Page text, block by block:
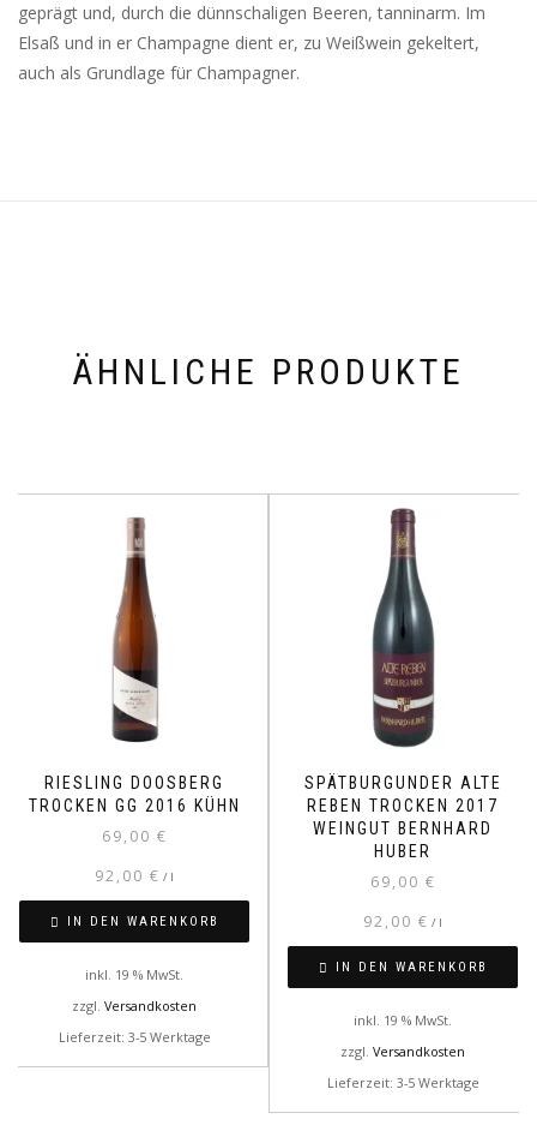
geprägt und, durch die dünnschaligen Beeren, tanninarm. Im
Elsaß und in er Champagne dient er, zu Weißwein gekeltert,
auch als Grundlage für Champagner.
ÄHNLICHE PRODUKTE
RIESLING DOOSBERG
TROCKEN GG 2016 KÜHN
69,00 €
92,00 € / l
IN DEN WARENKORB
inkl. 19 % MwSt.
zzgl. Versandkosten
Lieferzeit: 3-5 Werktage
SPÄTBURGUNDER ALTE
REBEN TROCKEN 2017
WEINGUT BERNHARD
HUBER
69,00 €
92,00 € / l
IN DEN WARENKORB
inkl. 19 % MwSt.
zzgl. Versandkosten
Lieferzeit: 3-5 Werktage